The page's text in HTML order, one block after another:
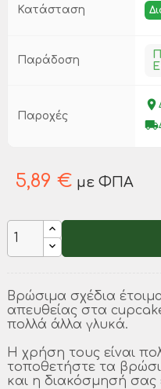
Κατάσταση
Παράδοση
Παροχές
place
local_shipping
5,89 € με ΦΠΑ
Βρώσιμα σχέδια
απευθείας στα
πολλά άλλα γλυκά.
Η χρήση τους είναι
τοποθετήστε τα
και η διακόσμησή σας